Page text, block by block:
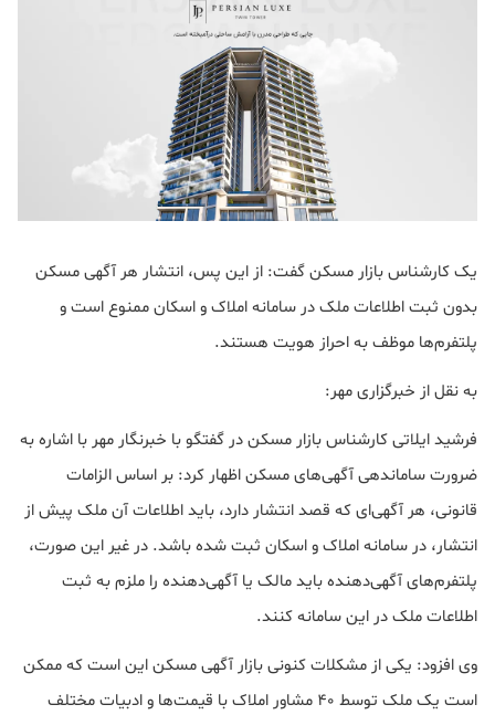
یک کارشناس بازار مسکن گفت: از این پس، انتشار هر آگهی مسکن
بدون ثبت اطلاعات ملک در سامانه املاک و اسکان ممنوع است و
پلتفرم‌ها موظف به احراز هویت‌ هستند.
به نقل از خبرگزاری مهر:
فرشید ایلاتی کارشناس بازار مسکن در گفتگو با خبرنگار مهر با اشاره به
ضرورت ساماندهی آگهی‌های مسکن اظهار کرد: بر اساس الزامات
قانونی، هر آگهی‌ای که قصد انتشار دارد، باید اطلاعات آن ملک پیش از
انتشار، در سامانه املاک و اسکان ثبت شده باشد. در غیر این صورت،
پلتفرم‌های آگهی‌دهنده باید مالک یا آگهی‌دهنده را ملزم به ثبت
اطلاعات ملک در این سامانه کنند.
وی افزود: یکی از مشکلات کنونی بازار آگهی مسکن این است که ممکن
است یک ملک توسط ۴۰ مشاور املاک با قیمت‌ها و ادبیات مختلف